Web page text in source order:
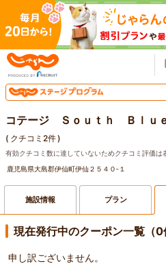
コテージ Ｓｏｕｔｈ Ｂｌｕ
( クチコミ2件)
有効クチコミ数に達していないためクチコミ評価は
鹿児島県大島郡伊仙町伊仙２５４０‐１
施設情報 プラン
現在発行中のクーポン一覧（0
申し訳ございません。